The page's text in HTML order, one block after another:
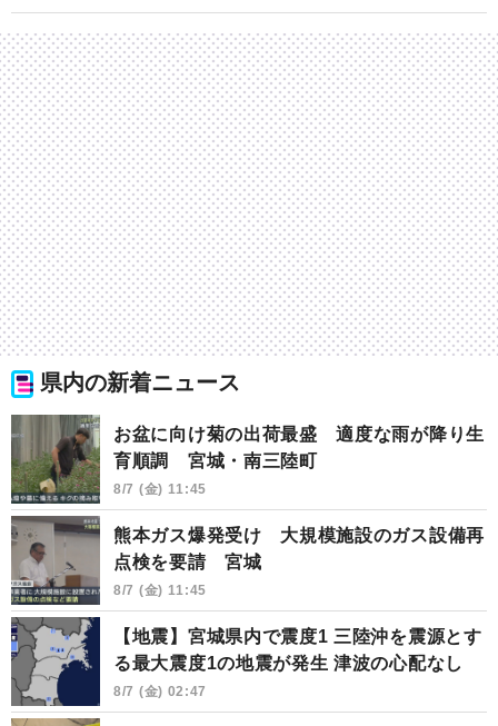
県内の新着ニュース
お盆に向け菊の出荷最盛 適度な雨が降り生
育順調 宮城・南三陸町
8/7 (金) 11:45
熊本ガス爆発受け 大規模施設のガス設備再
点検を要請 宮城
8/7 (金) 11:45
【地震】宮城県内で震度1 三陸沖を震源とす
る最大震度1の地震が発生 津波の心配なし
8/7 (金) 02:47